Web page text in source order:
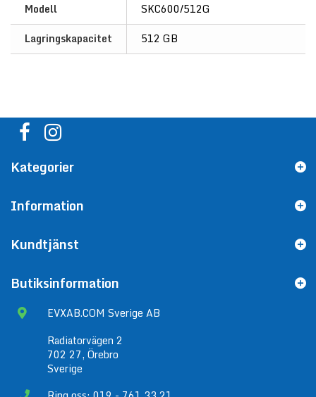
Modell
SKC600/512G
Lagringskapacitet
512 GB
Kategorier
Information
Kundtjänst
Butiksinformation
EVXAB.COM Sverige AB
Radiatorvägen 2
702 27, Örebro
Sverige